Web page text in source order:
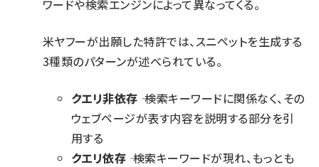
ワードや検索エンジンによって異なってくる。
米ヤフーが出願した特許では、スニペットを生成する
3種類のパターンが述べられている。
クエリ非依存 ―― 検索キーワードに関係なく、その
ウェブページが表す内容を説明する部分を引
用する
クエリ依存 ―― 検索キーワードが現れ、もっとも